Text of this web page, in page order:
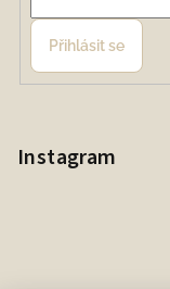
Přihlásit se
Instagram